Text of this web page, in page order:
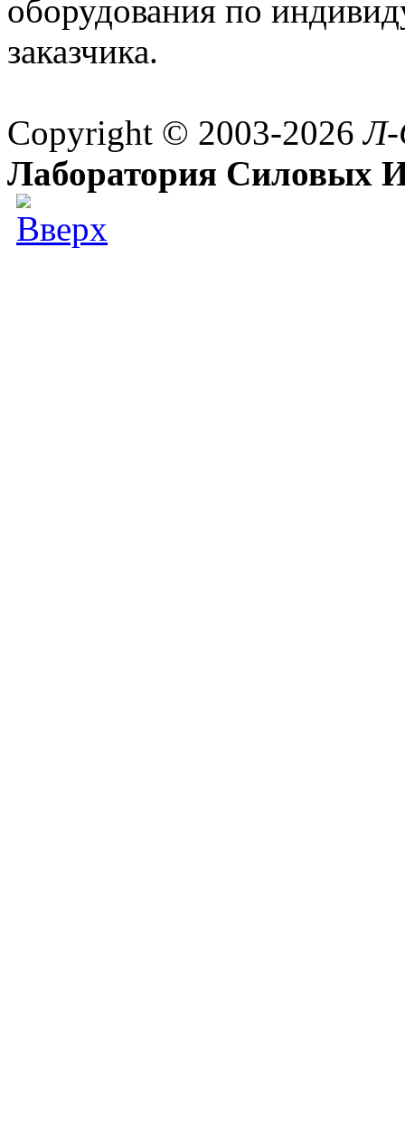
оборудования по
заказчика.
Copyright © 2003-2026
Лаборатория Силовых